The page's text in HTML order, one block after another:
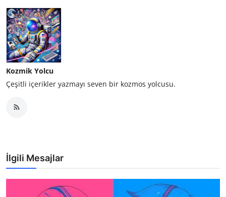
Kozmik Yolcu
Çeşitli içerikler yazmayı seven bir kozmos yolcusu.
İlgili Mesajlar